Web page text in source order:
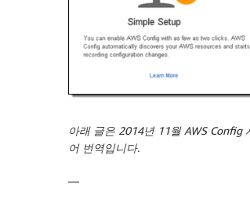
아래 글은 2014년 11월 AWS Config
어 번역입니다.
—